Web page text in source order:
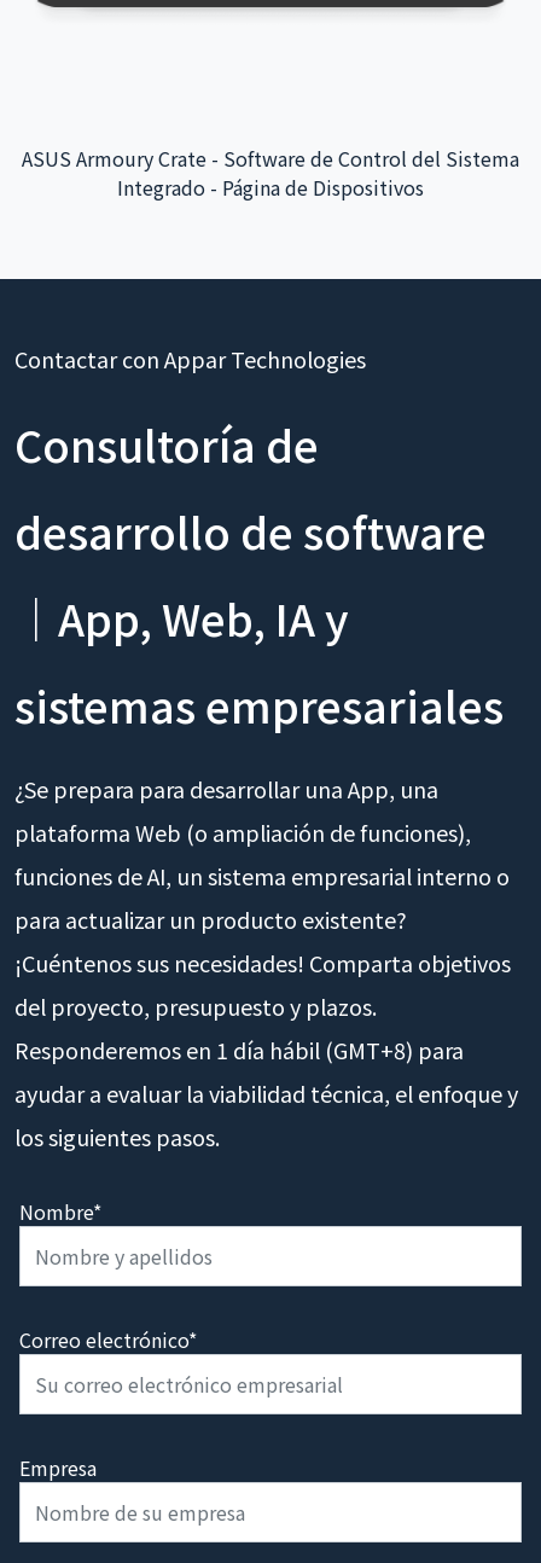
ASUS Armoury Crate - Software de Control del Sistema
Integrado - Página de Dispositivos
Contactar con Appar Technologies
Consultoría de
desarrollo de software
｜App, Web, IA y
sistemas empresariales
¿Se prepara para desarrollar una App, una
plataforma Web (o ampliación de funciones),
funciones de AI, un sistema empresarial interno o
para actualizar un producto existente?
¡Cuéntenos sus necesidades! Comparta objetivos
del proyecto, presupuesto y plazos.
Responderemos en 1 día hábil (GMT+8) para
ayudar a evaluar la viabilidad técnica, el enfoque y
los siguientes pasos.
Nombre*
Correo electrónico*
Empresa